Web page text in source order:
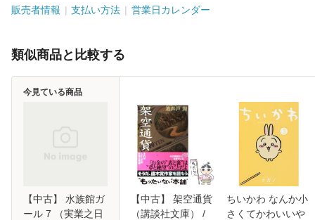
販売者情報 支払い方法 営業日カレンダー
類似商品と比較する
【中古】 水族館ガ
ール 7 （実業之日
今見ている商品
【中古】 架空通貨
（講談社文庫） /
ちいかわ なんか小
さくてかわいいや